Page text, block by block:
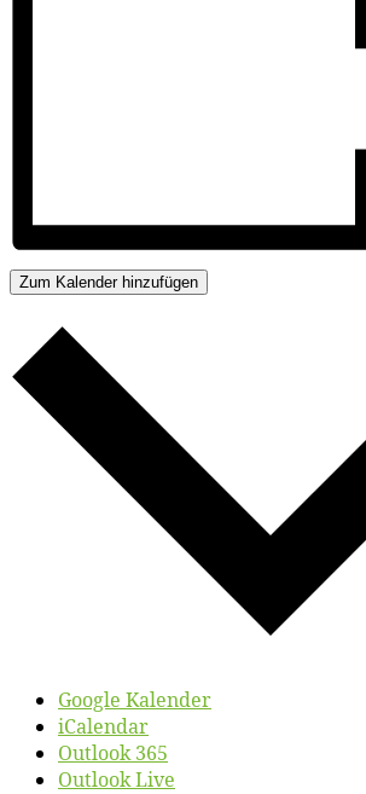
Zum Kalender hinzufügen
Google Kalender
iCalendar
Outlook 365
Outlook Live